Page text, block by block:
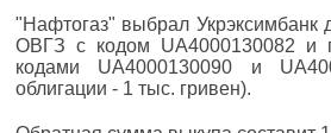
"Нафтогаз" выбрал Укрэксимбанк
ОВГЗ с кодом UA4000130082
кодами UA4000130090 и
облигации - 1 тыс. гривен).